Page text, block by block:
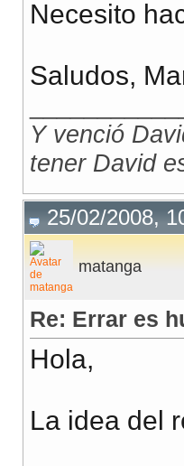
Necesito
Saludos,
Y venció
tener David
25/02/2008,
matanga
Re: Errar es
Hola,
La idea del